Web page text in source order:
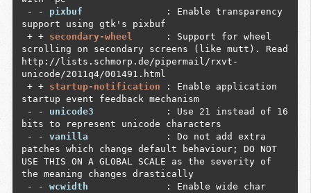
+ + flac
: Add support for FLAC:
Free Lossless Audio Codec
- - fluidsynth
: Enables Fluidsynth MIDI
software synthesis (with external sound fonts).
- - fontconfig : Support for configuring
and customizing font access via media-
libs/fontconfig
+ + gcrypt : Enables cryptography
support via libgcrypt.
- - gme : Enables support for
media-libs/game-music-emu for playing various
video game music formats.
- - gnome : Adds support for
GNOME's filesystem abstraction layer, gnome-
base/gnome-vfs. This flag is not GUI-related.
- - pixbuf
: Enable transparency
support using gtk's pixbuf
+ + secondary-wheel
: Support for wheel
scrolling on secondary screens (like mutt). Read
http://lists.schmorp.de/pipermail/rxvt-
unicode/2011q4/001491.html
+ + startup-notification : Enable application
startup event feedback mechanism
- - unicode3
: Use 21 instead of 16
bits to represent unicode characters
- - vanilla
: Do not add extra
patches which change default behaviour; DO NOT
USE THIS ON A GLOBAL SCALE as the severity of
the meaning changes drastically
- - wcwidth
: Enable wide char